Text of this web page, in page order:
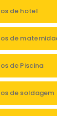
de hotel
de
de Piscina
de soldagem